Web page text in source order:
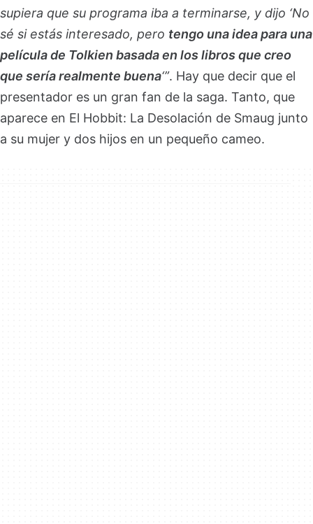
supiera que su programa iba a terminarse, y dijo ‘No
sé si estás interesado, pero tengo una idea para una
película de Tolkien basada en los libros que creo
que sería realmente buena‘”. Hay que decir que el
presentador es un gran fan de la saga. Tanto, que
aparece en El Hobbit: La Desolación de Smaug junto
a su mujer y dos hijos en un pequeño cameo.